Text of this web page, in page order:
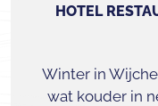
HOTEL
Winter in
wat kouder in